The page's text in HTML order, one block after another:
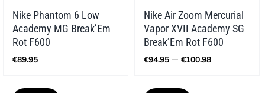
Nike Phantom 6 Low
Academy MG Break’Em
Rot F600
€89.95
Nike Air Zoom Mercurial
Vapor XVII Academy SG
Break’Em Rot F600
€94.95 – €100.98